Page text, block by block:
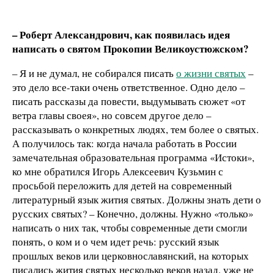
– Роберт Александрович, как появилась идея
написать о святом Прокопии Великоустюжском?
– Я и не думал, не собирался писатьо жизни святых–
это дело все-таки очень ответственное. Одно дело –
писать рассказы да повести, выдумывать сюжет «от
ветра главы своея», но совсем другое дело –
рассказывать о конкретных людях, тем более о святых.
А получилось так: когда начала работать в России
замечательная образовательная программа «Истоки»,
ко мне обратился Игорь Алексеевич Кузьмин с
просьбой переложить для детей на современный
литературный язык жития святых. Должны знать дети о
русских святых? – Конечно, должны. Нужно «только»
написать о них так, чтобы современные дети смогли
понять, о ком и о чем идет речь: русский язык
прошлых веков или церковнославянский, на которых
писались жития святых несколько веков назад, уже не